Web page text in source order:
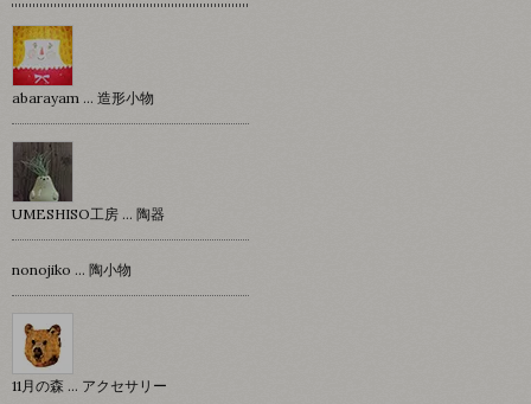
abarayam … 造形小物
UMESHISO工房 … 陶器
nonojiko ... 陶小物
11月の森 … アクセサリー